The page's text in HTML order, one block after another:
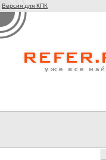
Версия для КПК